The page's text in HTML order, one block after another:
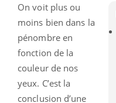
On voit plus ou
moins bien dans la
pénombre en
fonction de la
couleur de nos
yeux. C’est la
conclusion d’une